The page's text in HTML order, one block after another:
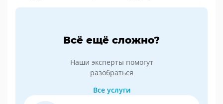
Всё ещё сложно?
Наши эксперты помогут
разобраться
Все услуги